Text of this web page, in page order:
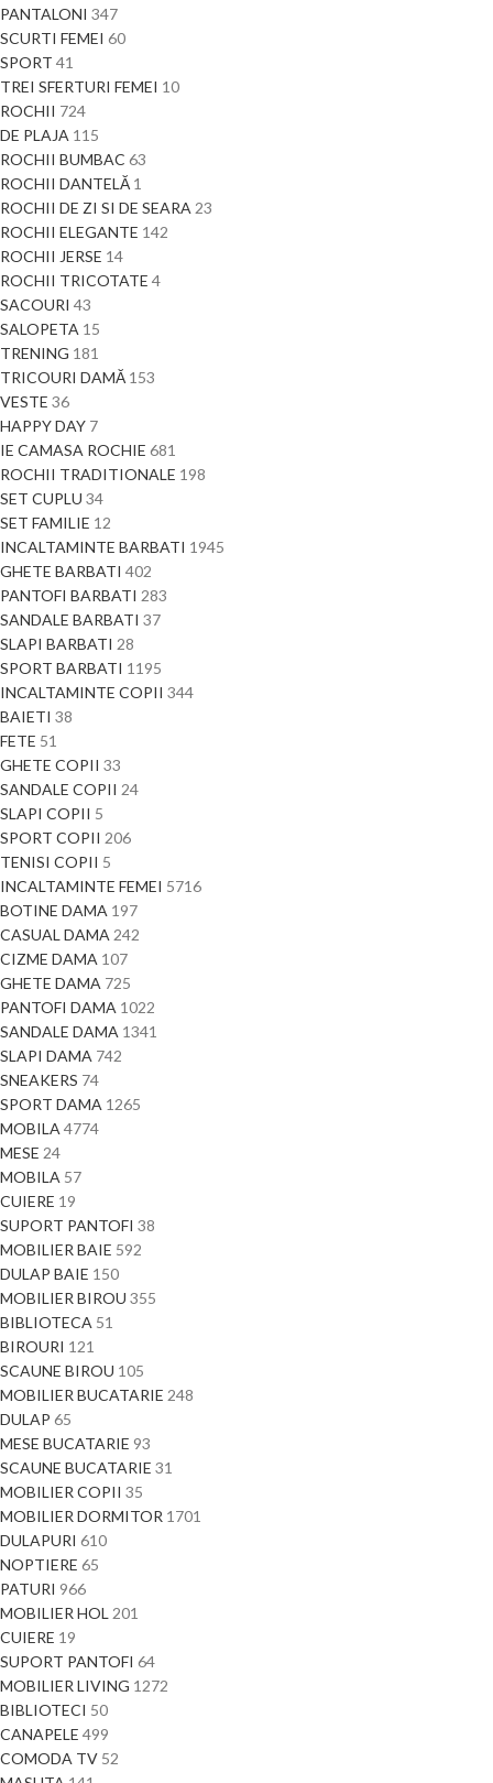
PANTALONI 347
SCURTI FEMEI 60
SPORT 41
TREI SFERTURI FEMEI 10
ROCHII 724
DE PLAJA 115
ROCHII BUMBAC 63
ROCHII DANTELĂ 1
ROCHII DE ZI SI DE SEARA 23
ROCHII ELEGANTE 142
ROCHII JERSE 14
ROCHII TRICOTATE 4
SACOURI 43
SALOPETA 15
TRENING 181
TRICOURI DAMĂ 153
VESTE 36
HAPPY DAY 7
IE CAMASA ROCHIE 681
ROCHII TRADITIONALE 198
SET CUPLU 34
SET FAMILIE 12
INCALTAMINTE BARBATI 1945
GHETE BARBATI 402
PANTOFI BARBATI 283
SANDALE BARBATI 37
SLAPI BARBATI 28
SPORT BARBATI 1195
INCALTAMINTE COPII 344
BAIETI 38
FETE 51
GHETE COPII 33
SANDALE COPII 24
SLAPI COPII 5
SPORT COPII 206
TENISI COPII 5
INCALTAMINTE FEMEI 5716
BOTINE DAMA 197
CASUAL DAMA 242
CIZME DAMA 107
GHETE DAMA 725
PANTOFI DAMA 1022
SANDALE DAMA 1341
SLAPI DAMA 742
SNEAKERS 74
SPORT DAMA 1265
MOBILA 4774
MESE 24
MOBILA 57
CUIERE 19
SUPORT PANTOFI 38
MOBILIER BAIE 592
DULAP BAIE 150
MOBILIER BIROU 355
BIBLIOTECA 51
BIROURI 121
SCAUNE BIROU 105
MOBILIER BUCATARIE 248
DULAP 65
MESE BUCATARIE 93
SCAUNE BUCATARIE 31
MOBILIER COPII 35
MOBILIER DORMITOR 1701
DULAPURI 610
NOPTIERE 65
PATURI 966
MOBILIER HOL 201
CUIERE 19
SUPORT PANTOFI 64
MOBILIER LIVING 1272
BIBLIOTECI 50
CANAPELE 499
COMODA TV 52